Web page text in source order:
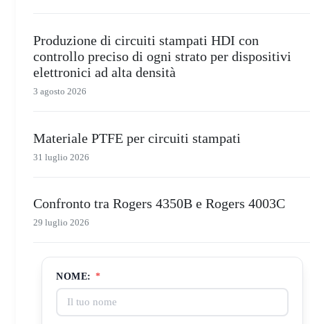
Produzione di circuiti stampati HDI con
controllo preciso di ogni strato per dispositivi
elettronici ad alta densità
3 agosto 2026
Materiale PTFE per circuiti stampati
31 luglio 2026
Confronto tra Rogers 4350B e Rogers 4003C
29 luglio 2026
NOME: *